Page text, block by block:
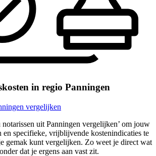
in regio Panningen
vergelijken
uit Panningen vergelijken’ om jouw
en specifieke, vrijblijvende kostenindicaties te
gemak kunt vergelijken. Zo weet je direct wat
dat je ergens aan vast zit.